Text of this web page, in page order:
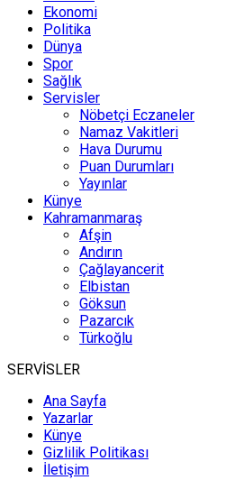
Ekonomi
Politika
Dünya
Spor
Sağlık
Servisler
Nöbetçi Eczaneler
Namaz Vakitleri
Hava Durumu
Puan Durumları
Yayınlar
Künye
Kahramanmaraş
Afşin
Andırın
Çağlayancerit
Elbistan
Göksun
Pazarcık
Türkoğlu
SERVİSLER
Ana Sayfa
Yazarlar
Künye
Gizlilik Politikası
İletişim